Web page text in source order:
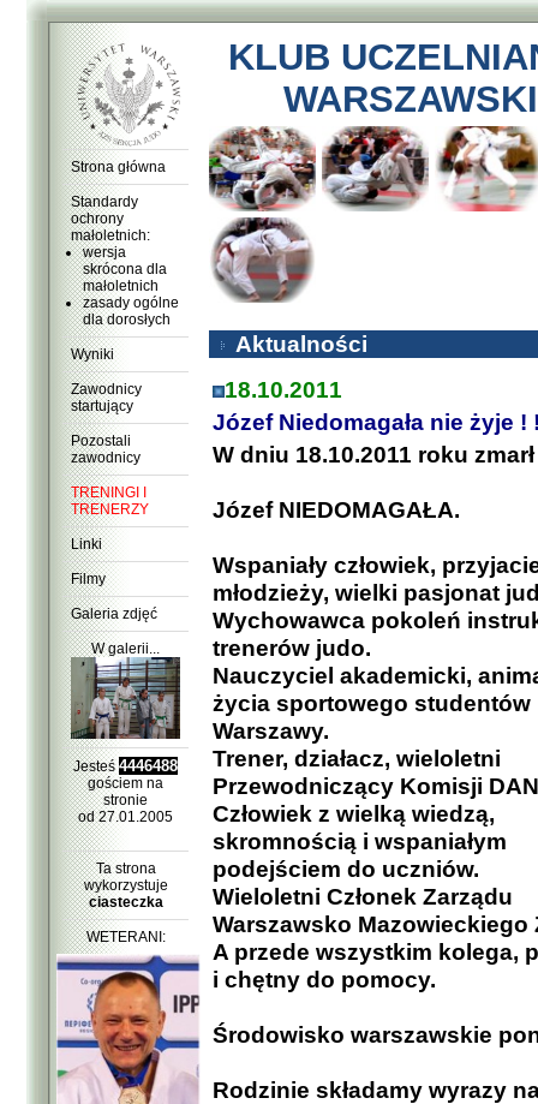
Strona główna
Standardy
ochrony
małoletnich:
wersja
skrócona dla
małoletnich
zasady ogólne
dla dorosłych
Wyniki
Zawodnicy
startujący
Pozostali
zawodnicy
TRENINGI I
TRENERZY
Linki
Filmy
Galeria zdjęć
W galerii...
Jesteś4446488
gościem na
stronie
od 27.01.2005
Ta strona
wykorzystuje
ciasteczka
WETERANI:
KLUB
Aktualności
18.10.2011
Józef Niedomagała nie żyje !
W dniu 18.10.2011 roku zmarł
Józef NIEDOMAGAŁA.
Wspaniały człowiek,
młodzieży, wielki pasjonat
Wychowawca pokoleń
trenerów judo.
Nauczyciel akademicki,
życia sportowego studentów
Warszawy.
Trener, działacz, wieloletni
Przewodniczący Komisji
Człowiek z wielką wiedzą,
skromnością i wspaniałym
podejściem do uczniów.
Wieloletni Członek Zarządu
Warszawsko Mazowieckiego
A przede wszystkim kolega,
i chętny do pomocy.
Środowisko warszawskie
Rodzinie składamy wyrazy